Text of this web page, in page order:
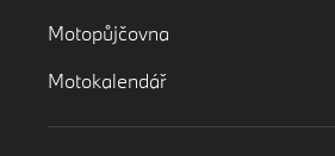
Motopůjčovna
Motokalendář